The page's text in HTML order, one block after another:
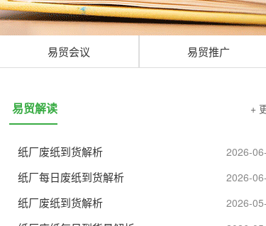
易贸会议 易贸推广
易贸解读 +
纸厂废纸到货解析 2026-
纸厂每日废纸到货解析 2026-
纸厂废纸到货解析 2026-